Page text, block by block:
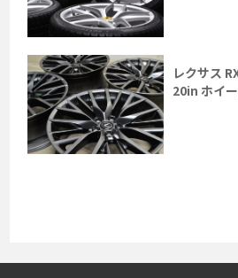
レクサス
20in ホイ